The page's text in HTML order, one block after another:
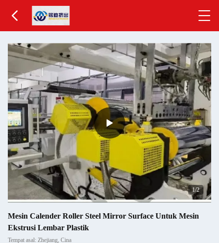
1/2
Mesin Calender Roller Steel Mirror Surface Untuk Mesin
Ekstrusi Lembar Plastik
Tempat asal: Zhejiang, Cina